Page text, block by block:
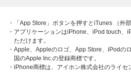
・「App Store」ボタンを押すとiTunes （外
・アプリケーションはiPhone、iPod touch
ただけます。
・Apple、Appleのロゴ、App Store、iPodの
国のApple Inc.の登録商標です。
・iPhone商標は、アイホン株式会社のライセ